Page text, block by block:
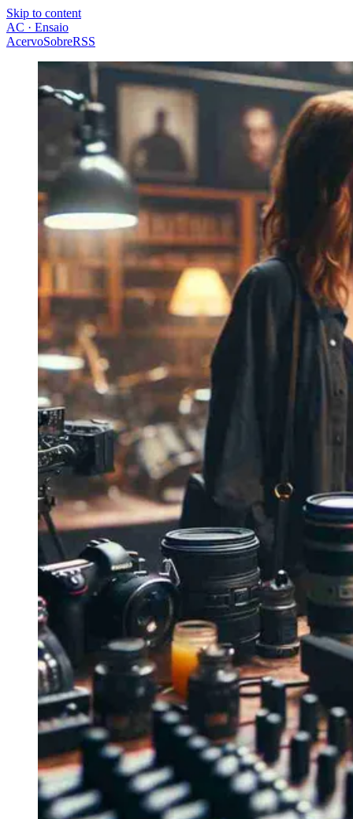
Skip to content
AC · Ensaio
AcervoSobreRSS